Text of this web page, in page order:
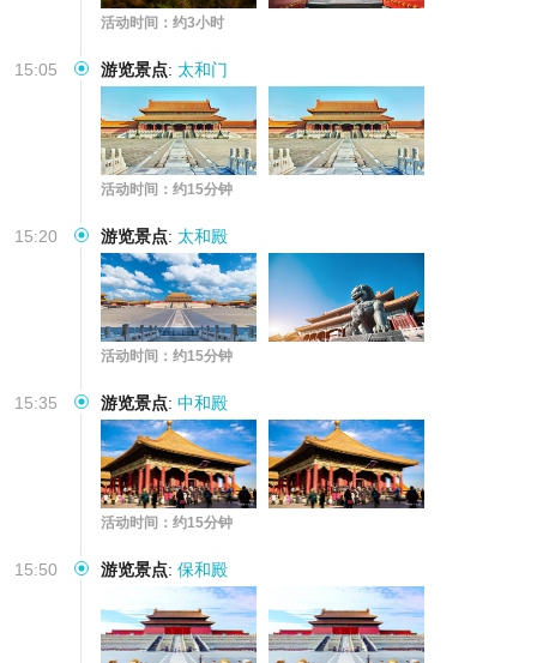
活动时间：约3小时
15:05 游览景点: 太和门
活动时间：约15分钟
15:20 游览景点: 太和殿
活动时间：约15分钟
15:35 游览景点: 中和殿
活动时间：约15分钟
15:50 游览景点: 保和殿